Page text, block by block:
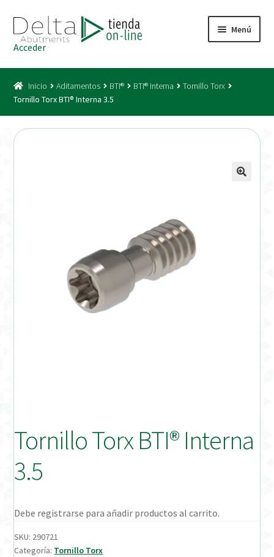
a
la
navegación
al
contenido
Menú
Acceso
Conexiones CAD CAM
Distribuidores
Mi cuenta
On-line Store
Productos Favoritos
Uso previsto
Acceder
Inicio Aditamentos BTI® BTI® Interna
Tornillo Torx
Tornillo Torx BTI® Interna 3.5
Tornillo Torx BTI® Interna
3.5
Debe registrarse para añadir productos al carrito.
SKU: 290721
Categoría: Tornillo Torx